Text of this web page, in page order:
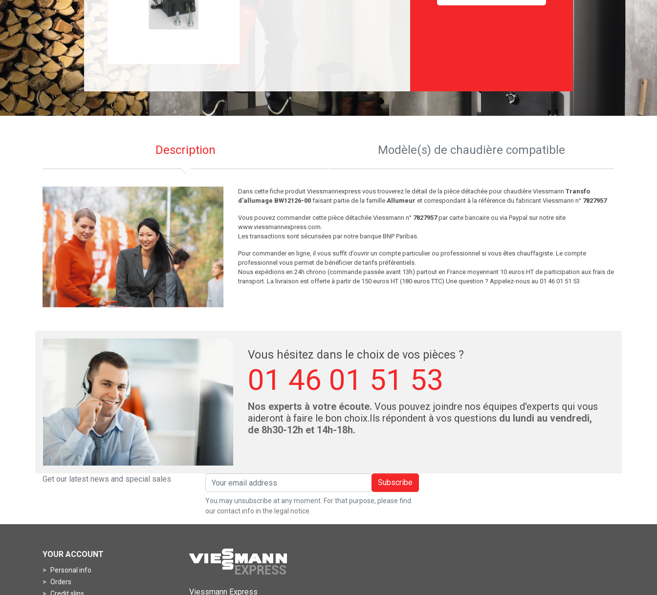
Description Modèle(s) de chaudière compatible
Dans cette fiche produit Viessmannexpress vous trouverez le détail de la pièce détachée pour chaudière Viessmann Transfo
d'allumage BW12126-00faisant partie de la famille Allumeur et correspondant à la référence du fabricant Viessmann n° 7827957
Vous pouvez commander cette pièce détachée Viessmann n° 7827957par carte bancaire ou via Paypal sur notre site
www.viessmannexpress.com.
Les transactions sont sécurisées par notre banque BNP Paribas.
Pour commander en ligne, il vous suffit d’ouvrir un compte particulier ou professionnel si vous êtes chauffagiste. Le compte
professionnel vous permet de bénéficier de tarifs préférentiels.
Nous expédions en 24h chrono (commande passée avant 13h) partout en France moyennant 10 euros HT de participation aux frais de
transport. La livraison est offerte à partir de 150 euros HT (180 euros TTC) Une question ? Appelez-nous au 01 46 01 51 53
Vous hésitez dans le choix de vos pièces ?
01 46 01 51 53
Nos experts à votre écoute. Vous pouvez joindre nos équipes d'experts qui vous
aideront à faire le bon choix.Ils répondent à vos questions du lundi au vendredi,
de 8h30-12h et 14h-18h.
Get our latest news and special sales Subscribe
You may unsubscribe at any moment. For that purpose, please find
our contact info in the legal notice.
YOUR ACCOUNT
Personal info
Orders
Viessmann Express